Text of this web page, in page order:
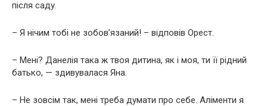
після саду.
– Я нічим тобі не зобов’язаний! – відповів Орест.
– Мені? Данелія така ж твоя дитина, як і моя, ти її рідний
батько, — здивувалася Яна.
– Не зовсім так, мені треба думати про себе. Аліменти я